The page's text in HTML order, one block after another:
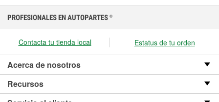
PROFESIONALES EN AUTOPARTES ®
Contacta tu tienda local Estatus de tu orden
Acerca de nosotros
Recursos